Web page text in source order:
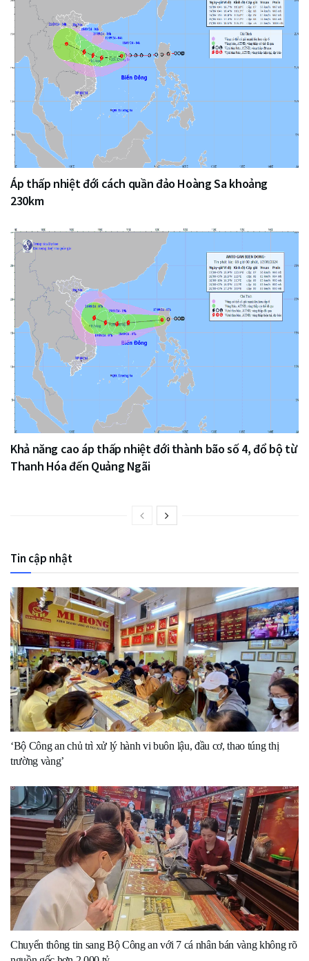
Áp thấp nhiệt đới cách quần đảo Hoàng Sa khoảng
230km
Khả năng cao áp thấp nhiệt đới thành bão số 4, đổ bộ từ
Thanh Hóa đến Quảng Ngãi
Tin cập nhật
‘Bộ Công an chủ trì xử lý hành vi buôn lậu, đầu cơ, thao túng thị
trường vàng’
Chuyển thông tin sang Bộ Công an với 7 cá nhân bán vàng không rõ